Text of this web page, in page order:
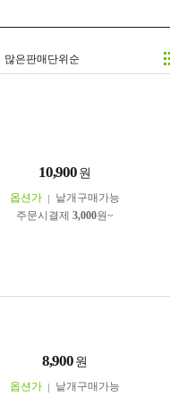
많은판매단위순
10,900 원
옵션가
낱개구매가능
주문시결제 3,000원~
8,900 원
옵션가
낱개구매가능